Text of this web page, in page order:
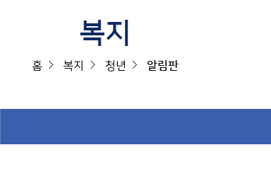
복지
홈 복지 청년 알림판